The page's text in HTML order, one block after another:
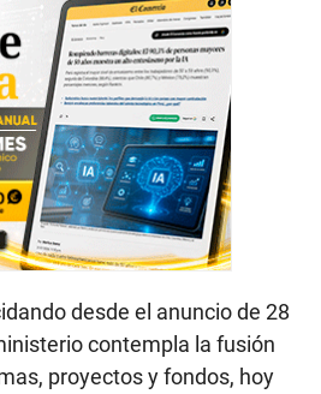
desde el anuncio de 28
contempla la fusión
proyectos y fondos, hoy